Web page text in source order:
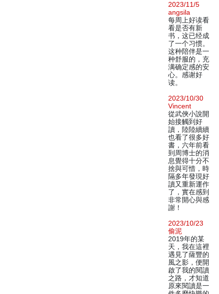
2023/11/5
angsila
每周上好读看
看是否有新
书，这已经成
了一个习惯。
这种陪伴是一
种舒服的，充
满确定感的安
心。感谢好
读。
2023/10/30
Vincent
從武俠小說開
始接觸到好
讀，陸陸續續
也看了很多好
書，六年前看
到周博士的消
息覺得十分不
捨與可惜，時
隔多年發現好
讀又重新運作
了，實在感到
非常開心與感
謝！
2023/10/23
偷泥
2019年的某
天，我在這裡
遇見了薩豐的
風之影，便開
啟了我的閱讀
之路，才知道
原來閱讀是一